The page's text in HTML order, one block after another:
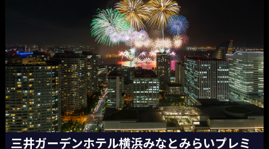
三井ガーデンホテル横浜みなとみらいプレミ